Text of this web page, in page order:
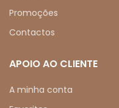
Promoções
Contactos
APOIO AO CLIENTE
A minha conta